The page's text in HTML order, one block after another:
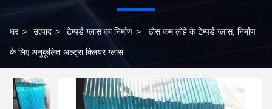
घर > उत्पाद > टेम्पर्ड ग्लास का निर्माण > ठोस कम लोहे के टेम्पर्ड ग्लास, निर्माण
के लिए अनुकूलित अल्ट्रा क्लियर ग्लास